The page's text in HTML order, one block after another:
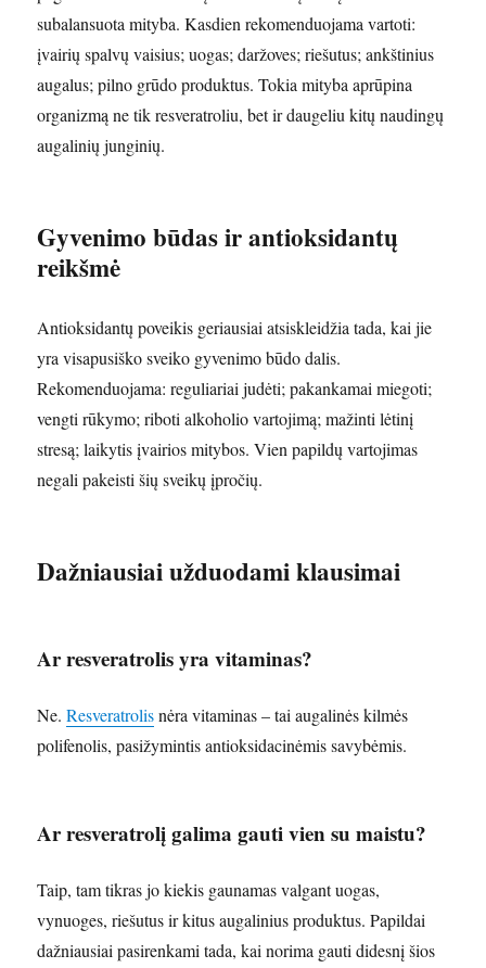
subalansuota mityba. Kasdien rekomenduojama vartoti:
įvairių spalvų vaisius; uogas; daržoves; riešutus; ankštinius
augalus; pilno grūdo produktus. Tokia mityba aprūpina
organizmą ne tik resveratroliu, bet ir daugeliu kitų naudingų
augalinių junginių.
Gyvenimo būdas ir antioksidantų
reikšmė
Antioksidantų poveikis geriausiai atsiskleidžia tada, kai jie
yra visapusiško sveiko gyvenimo būdo dalis.
Rekomenduojama: reguliariai judėti; pakankamai miegoti;
vengti rūkymo; riboti alkoholio vartojimą; mažinti lėtinį
stresą; laikytis įvairios mitybos. Vien papildų vartojimas
negali pakeisti šių sveikų įpročių.
Dažniausiai užduodami klausimai
Ar resveratrolis yra vitaminas?
Ne.Resveratrolisnėra vitaminas – tai augalinės kilmės
polifenolis, pasižymintis antioksidacinėmis savybėmis.
Ar resveratrolį galima gauti vien su maistu?
Taip, tam tikras jo kiekis gaunamas valgant uogas,
vynuoges, riešutus ir kitus augalinius produktus. Papildai
dažniausiai pasirenkami tada, kai norima gauti didesnį šios